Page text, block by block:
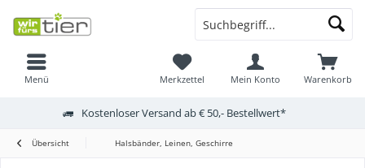
Menü Warenkorb
Merkzettel Mein Konto
Kostenloser Versand ab € 50,- Bestellwert*
Übersicht Halsbänder, Leinen, Geschirre